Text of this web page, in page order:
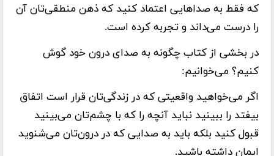
که فقط به صداهایی اعتماد کنید که ذهن منطقی‌تان آن
را درست می‌داند و تجربه کرده است.
در بخشی از کتاب چگونه به صدای درون خود گوش
کنیم؟ می‌خوانیم:
اگر می‌خواهید واقعیتی که در زندگی‌تان قرار است اتفاق
بیفتد را ببینید نباید آنچه را که با چشم‌تان می‌بینید
قبول کنید بلکه باید به صدایی که در درون‌تان می‌شنوید
ایمان داشته باشید.